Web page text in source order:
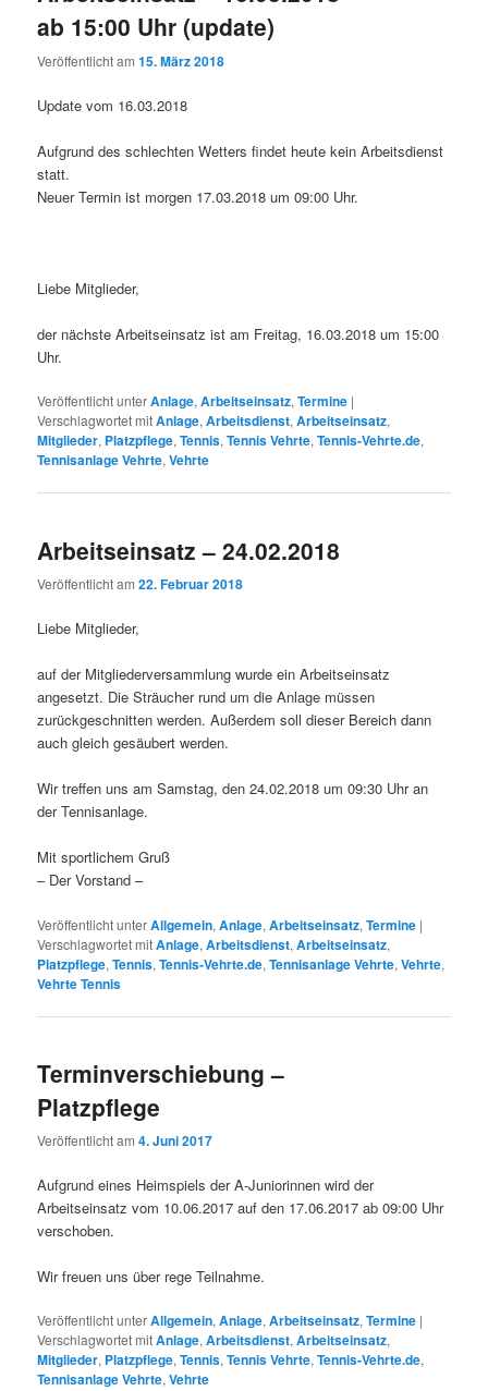
ab 15:00 Uhr (update)
Veröffentlicht am15. März 2018
Update vom 16.03.2018
Aufgrund des schlechten Wetters findet heute kein Arbeitsdienst
statt.
Neuer Termin ist morgen 17.03.2018 um 09:00 Uhr.
Liebe Mitglieder,
der nächste Arbeitseinsatz ist am Freitag, 16.03.2018 um 15:00
Uhr.
Veröffentlicht unterAnlage,Arbeitseinsatz,Termine |
Verschlagwortet mitAnlage,Arbeitsdienst,Arbeitseinsatz,
Mitglieder, Platzpflege,Tennis,Tennis Vehrte,Tennis-Vehrte.de,
Tennisanlage Vehrte,Vehrte
Arbeitseinsatz – 24.02.2018
Veröffentlicht am22. Februar 2018
Liebe Mitglieder,
auf der Mitgliederversammlung wurde ein Arbeitseinsatz
angesetzt. Die Sträucher rund um die Anlage müssen
zurückgeschnitten werden. Außerdem soll dieser Bereich dann
auch gleich gesäubert werden.
Wir treffen uns am Samstag, den 24.02.2018 um 09:30 Uhr an
der Tennisanlage.
Mit sportlichem Gruß
– Der Vorstand –
Veröffentlicht unterAllgemein,Anlage,Arbeitseinsatz,Termine |
Verschlagwortet mitAnlage,Arbeitsdienst,Arbeitseinsatz,
Platzpflege,Tennis,Tennis-Vehrte.de,Tennisanlage Vehrte,Vehrte,
Vehrte Tennis
Terminverschiebung –
Platzpflege
Veröffentlicht am4. Juni 2017
Aufgrund eines Heimspiels der A-Juniorinnen wird der
Arbeitseinsatz vom 10.06.2017 auf den 17.06.2017 ab 09:00 Uhr
verschoben.
Wir freuen uns über rege Teilnahme.
Veröffentlicht unterAllgemein,Anlage,Arbeitseinsatz,Termine |
Verschlagwortet mitAnlage,Arbeitsdienst,Arbeitseinsatz,
Mitglieder, Platzpflege,Tennis,Tennis Vehrte,Tennis-Vehrte.de,
Tennisanlage Vehrte,Vehrte